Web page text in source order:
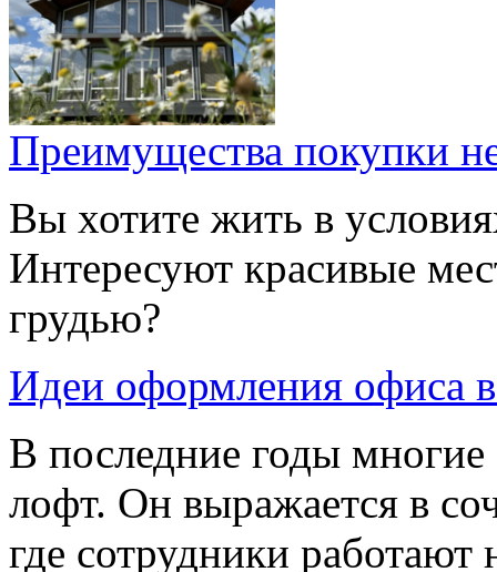
Преимущества покупки
Вы хотите жить в
Интересуют красивые
грудью?
Идеи оформления офиса
В последние годы
лофт. Он выражается в
где сотрудники